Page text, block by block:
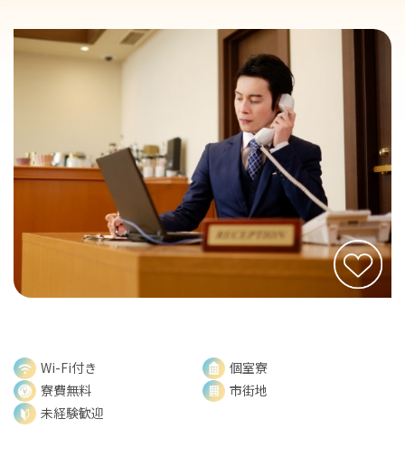
Wi-Fi付き
個室寮
寮費無料
市街地
未経験歓迎